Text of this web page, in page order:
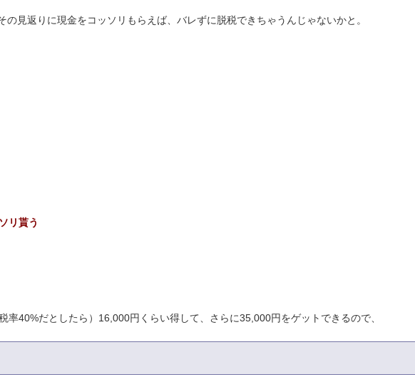
見返りに現金をコッソリもらえば、バレずに脱税できちゃうんじゃないかと。
リ貰う
率40%だとしたら）16,000円くらい得して、さらに35,000円をゲットできるので、